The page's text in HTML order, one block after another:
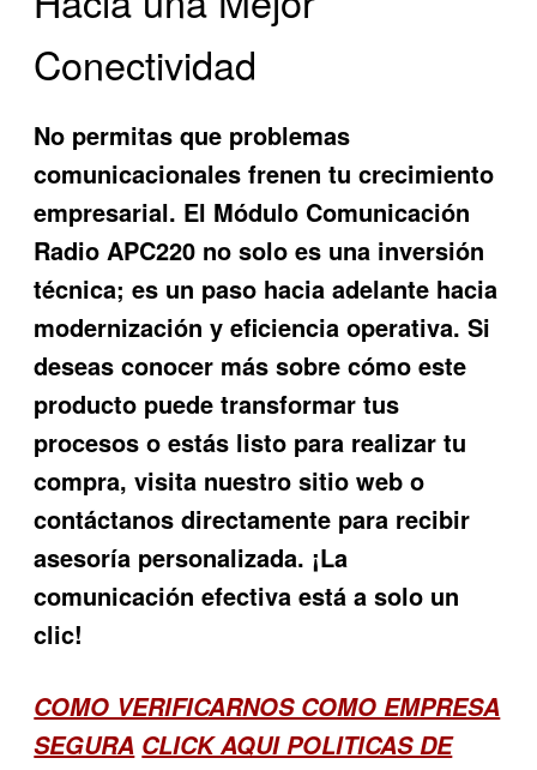
Conectividad
No permitas que problemas
comunicacionales frenen tu crecimiento
empresarial. El Módulo Comunicación
Radio APC220 no solo es una inversión
técnica; es un paso hacia adelante hacia
modernización y eficiencia operativa. Si
deseas conocer más sobre cómo este
producto puede transformar tus
procesos o estás listo para realizar tu
compra, visita nuestro sitio web o
contáctanos directamente para recibir
asesoría personalizada. ¡La
comunicación efectiva está a solo un
clic!
COMO VERIFICARNOS COMO EMPRESA
SEGURA CLICK AQUI POLITICAS DE